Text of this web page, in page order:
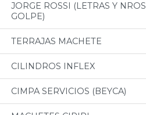
JORGE ROSSI (LETRAS Y
GOLPE)
TERRAJAS MACHETE
CILINDROS INFLEX
CIMPA SERVICIOS (BEYCA)